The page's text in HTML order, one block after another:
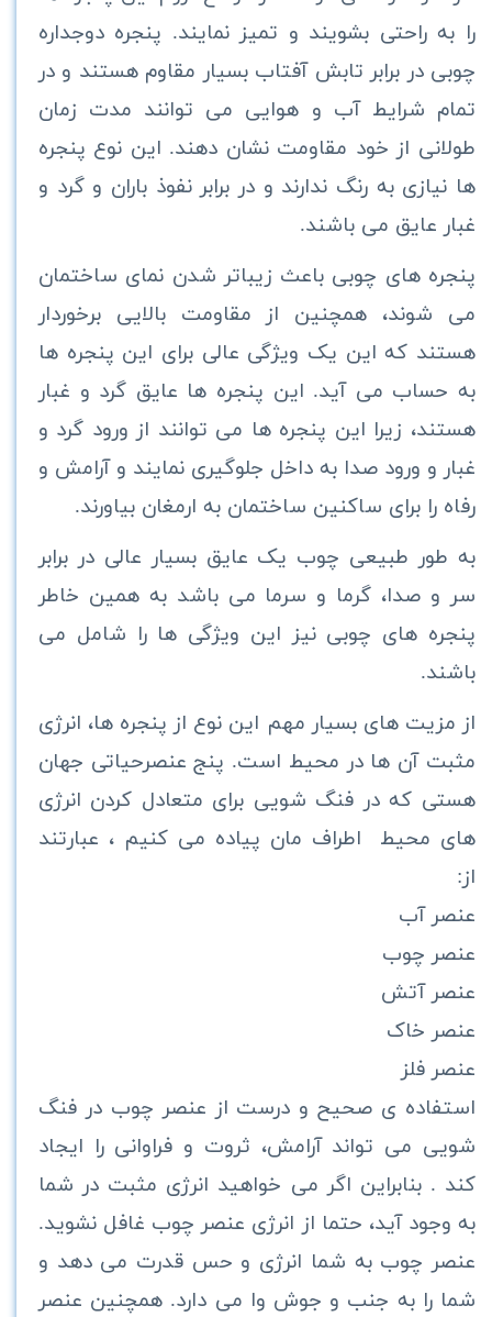
را به راحتی بشویند و تمیز نمایند. پنجره دوجداره
چوبی در برابر تابش آفتاب بسیار مقاوم هستند و در
تمام شرایط آب و هوایی می توانند مدت زمان
طولانی از خود مقاومت نشان دهند. این نوع پنجره
ها نیازی به رنگ ندارند و در برابر نفوذ باران و گرد و
غبار عایق می باشند.
پنجره های چوبی باعث زیباتر شدن نمای ساختمان
می شوند، همچنین از مقاومت بالایی برخوردار
هستند که این یک ویژگی عالی برای این پنجره ها
به حساب می آید. این پنجره ها عایق گرد و غبار
هستند، زیرا این پنجره ها می توانند از ورود گرد و
غبار و ورود صدا به داخل جلوگیری نمایند و آرامش و
رفاه را برای ساکنین ساختمان به ارمغان بیاورند.
به طور طبیعی چوب یک عایق بسیار عالی در برابر
سر و صدا، گرما و سرما می باشد به همین خاطر
پنجره های چوبی نیز این ویژگی ها را شامل می
باشند.
از مزیت های بسیار مهم این نوع از پنجره ها، انرژی
مثبت آن ها در محیط است. پنج عنصرحیاتی جهان
هستی که در فنگ شویی برای متعادل کردن انرژی
های محیط
اطراف مان پیاده می کنیم ، عبارتند
از:
عنصر آب
عنصر چوب
عنصر آتش
عنصر خاک
عنصر فلز
استفاده ی صحیح و درست از عنصر چوب در فنگ
شویی می تواند آرامش، ثروت و فراوانی را ایجاد
کند . بنابراین اگر می خواهید انرژی مثبت در شما
به وجود آید، حتما از انرژی عنصر چوب غافل نشوید.
عنصر چوب به شما انرژی و حس قدرت می دهد و
شما را به جنب و جوش وا می دارد. همچنین عنصر